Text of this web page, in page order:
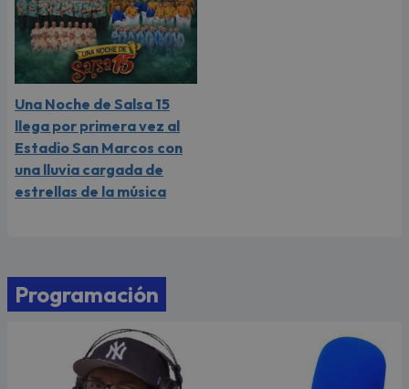
Una Noche de Salsa 15
llega por primera vez al
Estadio San Marcos con
una lluvia cargada de
estrellas de la música
Programación